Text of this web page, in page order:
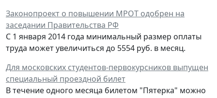
Законопроект о повышении МРОТ одобрен на
заседании Правительства РФ
С 1 января 2014 года минимальный размер оплаты
труда может увеличиться до 5554 руб. в месяц.
Для московских студентов-первокурсников выпущен
специальный проездной билет
В течение одного месяца билетом "Пятерка" можно